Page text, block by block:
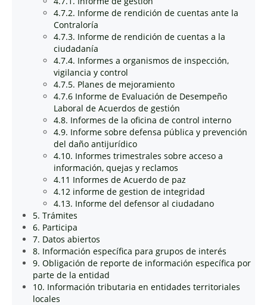
4.7.2. Informe de rendición de cuentas ante la
Contraloría
4.7.3. Informe de rendición de cuentas a la
ciudadanía
4.7.4. Informes a organismos de inspección,
vigilancia y control
4.7.5. Planes de mejoramiento
4.7.6 Informe de Evaluación de Desempeño
Laboral de Acuerdos de gestión
4.8. Informes de la oficina de control interno
4.9. Informe sobre defensa pública y prevención
del daño antijurídico
4.10. Informes trimestrales sobre acceso a
información, quejas y reclamos
4.11 Informes de Acuerdo de paz
4.12 informe de gestion de integridad
4.13. Informe del defensor al ciudadano
5. Trámites
6. Participa
7. Datos abiertos
8. Información específica para grupos de interés
9. Obligación de reporte de información específica por
parte de la entidad
10. Información tributaria en entidades territoriales
locales